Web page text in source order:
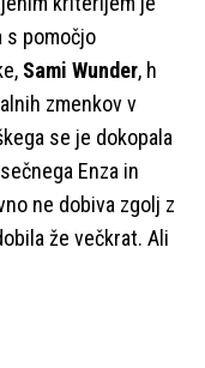
s pomočjo
Sami Wunder, h
zmenkov v
se je dokopala
Enza in
ne dobiva zgolj z
že večkrat. Ali